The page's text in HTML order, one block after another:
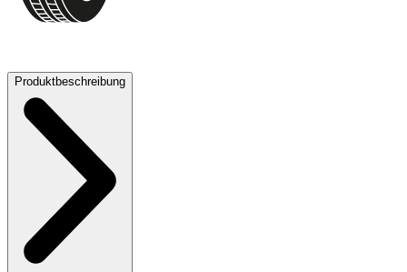
Produktbeschreibung